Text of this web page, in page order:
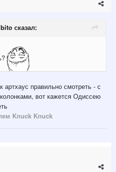
сказал:
артхаус правильно смотреть - с
вот кажется Одиссею
Knuck Knuck